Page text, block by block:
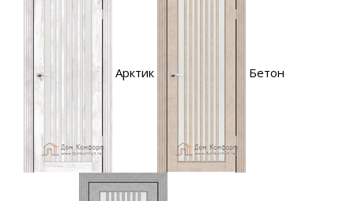
Арктик Бетон